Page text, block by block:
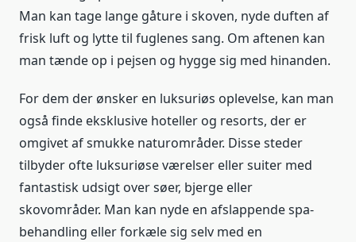
Man kan tage lange gåture i skoven, nyde duften af
frisk luft og lytte til fuglenes sang. Om aftenen kan
man tænde op i pejsen og hygge sig med hinanden.
For dem der ønsker en luksuriøs oplevelse, kan man
også finde eksklusive hoteller og resorts, der er
omgivet af smukke naturområder. Disse steder
tilbyder ofte luksuriøse værelser eller suiter med
fantastisk udsigt over søer, bjerge eller
skovområder. Man kan nyde en afslappende spa-
behandling eller forkæle sig selv med en